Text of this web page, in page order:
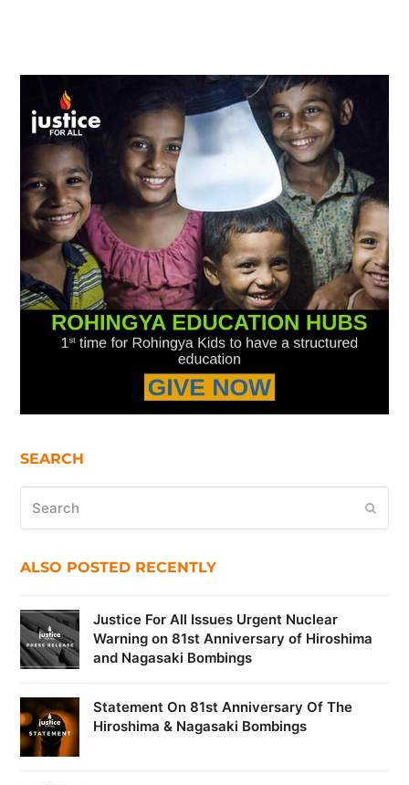
SEARCH
ALSO POSTED RECENTLY
Justice For All Issues Urgent Nuclear
Warning on 81st Anniversary of Hiroshima
and Nagasaki Bombings
Statement On 81st Anniversary Of The
Hiroshima & Nagasaki Bombings